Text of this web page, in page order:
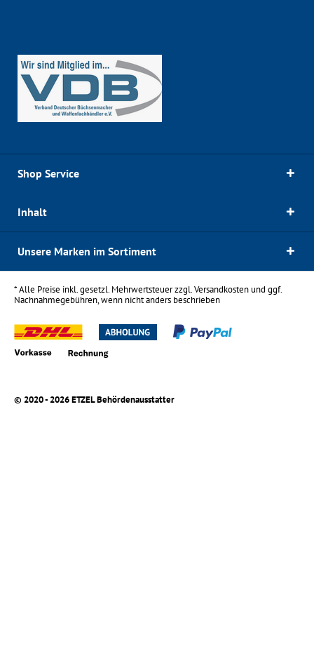
Shop Service
Inhalt
Unsere Marken im Sortiment
* Alle Preise inkl. gesetzl. Mehrwertsteuer zzgl.Versandkostenund ggf.
Nachnahmegebühren, wenn nicht anders beschrieben
© 2020 - 2026 ETZEL Behördenausstatter